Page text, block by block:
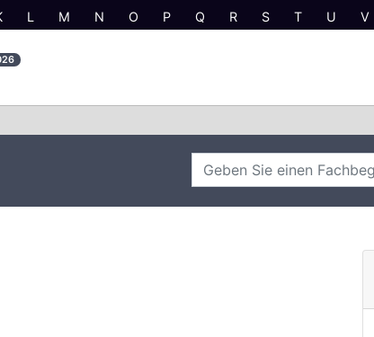
L M N O P Q R S T U V